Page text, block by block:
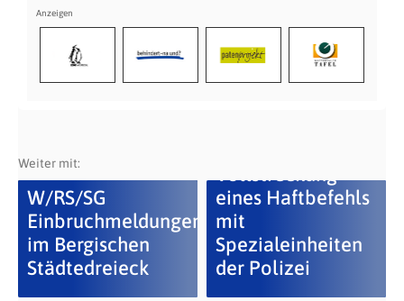
Weiter mit:
W/RS/SG
Einbruchmeldungen
im Bergischen
Städtedreieck
Vollstreckung
eines Haftbefehls
mit
Spezialeinheiten
der Polizei